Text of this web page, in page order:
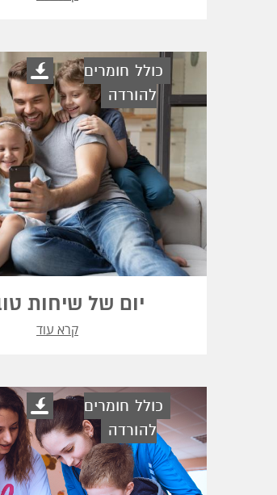
כולל חומרים
להורדה
יום של שיחות
קרא עוד
כולל חומרים
להורדה